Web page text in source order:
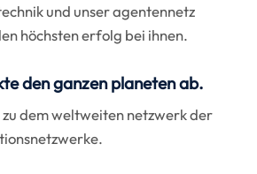
und unser agentennetz
höchsten erfolg bei ihnen.
den ganzen planeten ab.
dem weltweiten netzwerk der